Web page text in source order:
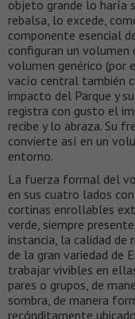
objeto grande lo haría
rebalsa, lo excede,
componente esencial
configuran un volumen
volumen genérico (por
vacío central también
impacto del Parque y
registra con gusto el
recibe y lo abraza. Su
convierte así en un
entorno.
La fuerza formal del
en sus cuatro lados
cortinas enrollables
verde, siempre
instancia, la calidad de
de la gran variedad de
trabajar vivibles en
pares o grupos, de
sombra, de manera
recónditamente